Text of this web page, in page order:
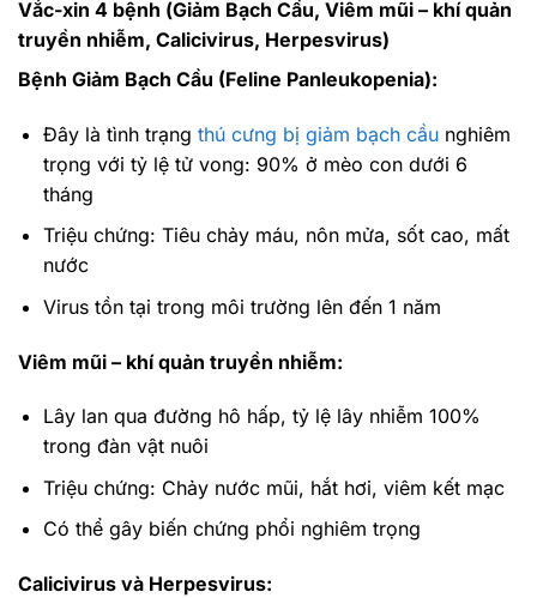
Vắc-xin 4 bệnh (Giảm Bạch Cầu, Viêm mũi – khí quản
truyền nhiễm, Calicivirus, Herpesvirus)
Bệnh Giảm Bạch Cầu (Feline Panleukopenia):
Đây là tình trạng thú cưng bị giảm bạch cầunghiêm
trọng với tỷ lệ tử vong: 90% ở mèo con dưới 6
tháng
Triệu chứng: Tiêu chảy máu, nôn mửa, sốt cao, mất
nước
Virus tồn tại trong môi trường lên đến 1 năm
Viêm mũi – khí quản truyền nhiễm:
Lây lan qua đường hô hấp, tỷ lệ lây nhiễm 100%
trong đàn vật nuôi
Triệu chứng: Chảy nước mũi, hắt hơi, viêm kết mạc
Có thể gây biến chứng phổi nghiêm trọng
Calicivirus và Herpesvirus: